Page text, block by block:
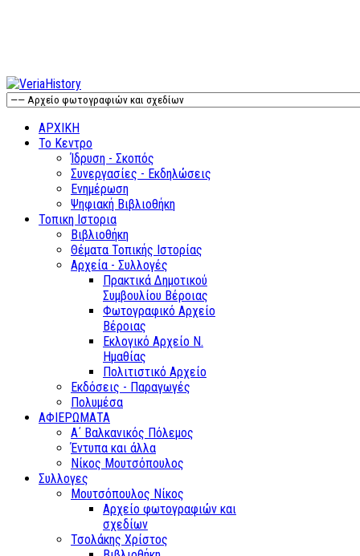
ΑΡΧΙΚΗ
Το Κεντρο
Ίδρυση - Σκοπός
Συνεργασίες - Εκδηλώσεις
Ενημέρωση
Ψηφιακή Βιβλιοθήκη
Τοπικη Ιστορια
Βιβλιοθήκη
Θέματα Τοπικής Ιστορίας
Αρχεία - Συλλογές
Πρακτικά Δημοτικού
Συμβουλίου Βέροιας
Φωτογραφικό Αρχείο
Βέροιας
Εκλογικό Αρχείο Ν.
Ημαθίας
Πολιτιστικό Αρχείο
Εκδόσεις - Παραγωγές
Πολυμέσα
ΑΦΙΕΡΩΜΑΤΑ
Α΄ Βαλκανικός Πόλεμος
Έντυπα και άλλα
Νίκος Μουτσόπουλος
Συλλογες
Μουτσόπουλος Νίκος
Αρχείο φωτογραφιών και
σχεδίων
Τσολάκης Χρίστος